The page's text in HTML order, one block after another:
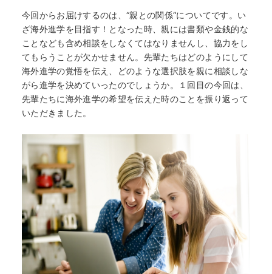
今回からお届けするのは、“親との関係“についてです。い
ざ海外進学を目指す！となった時、親には書類や金銭的な
ことなども含め相談をしなくてはなりませんし、協力をし
てもらうことが欠かせません。先輩たちはどのようにして
海外進学の覚悟を伝え、どのような選択肢を親に相談しな
がら進学を決めていったのでしょうか。１回目の今回は、
先輩たちに海外進学の希望を伝えた時のことを振り返って
いただきました。